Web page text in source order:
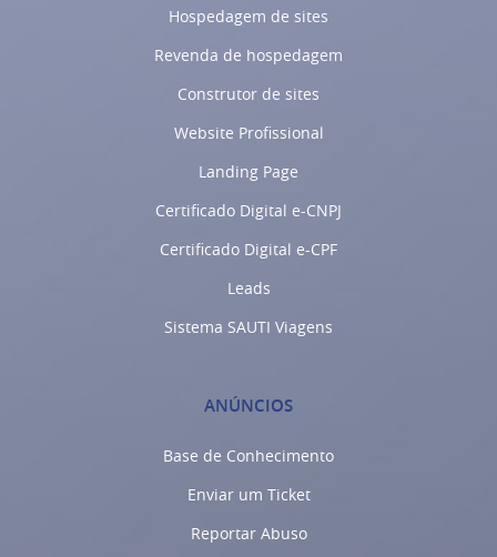
Hospedagem de sites
Revenda de hospedagem
Construtor de sites
Website Profissional
Landing Page
Certificado Digital e-CNPJ
Certificado Digital e-CPF
Leads
Sistema SAUTI Viagens
ANÚNCIOS
Base de Conhecimento
Enviar um Ticket
Reportar Abuso